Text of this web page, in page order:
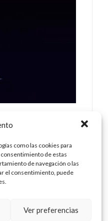
como las cookies para
de estas
de navegación o las
el consentimiento, puede
Ver preferencias
planeta no
ozono es parte
Leer más